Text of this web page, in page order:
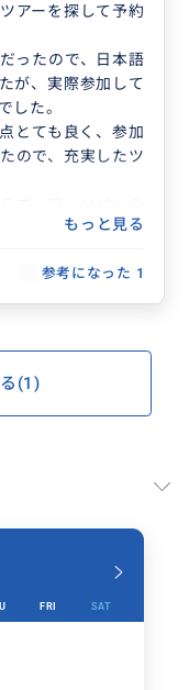
アーを探して予約
ったので、日本語
が、実際参加して
した。
とても良く、参加
ので、充実したツ
値になったと思い
もっと見る
参考になった 1
(1)
FRI SAT